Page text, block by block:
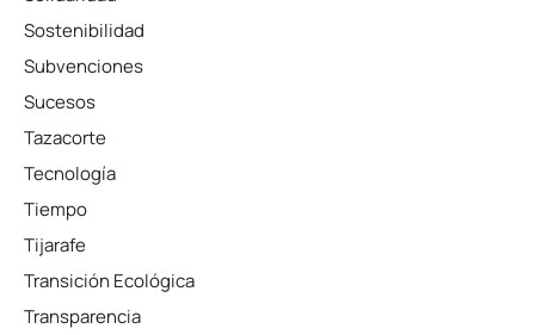
Sostenibilidad
Subvenciones
Sucesos
Tazacorte
Tecnología
Tiempo
Tijarafe
Transición Ecológica
Transparencia